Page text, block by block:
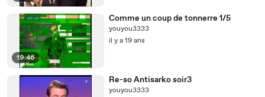
19:46
Comme un coup de tonnerre 1/5
youyou3333
il y a 19 ans
Re-so Antisarko soir3
youyou3333